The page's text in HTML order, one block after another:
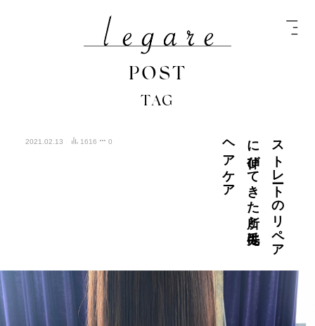
POST
TAG
2021.02.13 1616 0 ス
ト
レ
ート
の
リ
ペ
ア
に
伸び
て
き
た
所と
毛先は
ヘ
ア
ケ
ア